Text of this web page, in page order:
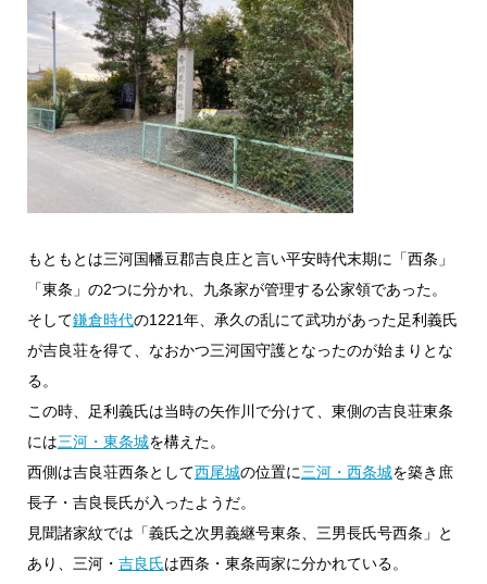
もともとは三河国幡豆郡吉良庄と言い平安時代末期に「西条」
「東条」の2つに分かれ、九条家が管理する公家領であった。
そして鎌倉時代の1221年、承久の乱にて武功があった足利義氏
が吉良荘を得て、なおかつ三河国守護となったのが始まりとな
る。
この時、足利義氏は当時の矢作川で分けて、東側の吉良荘東条
には三河・東条城を構えた。
西側は吉良荘西条として西尾城の位置に三河・西条城を築き庶
長子・吉良長氏が入ったようだ。
見聞諸家紋では「義氏之次男義継号東条、三男長氏号西条」と
あり、三河・ 吉良氏は西条・東条両家に分かれている。